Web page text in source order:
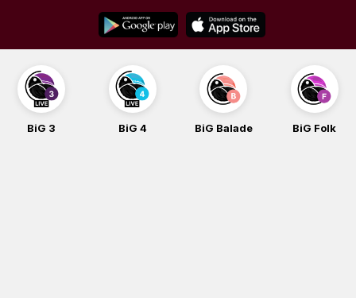
content
BiG 4 BiG Balade BiG Folk BiG iG